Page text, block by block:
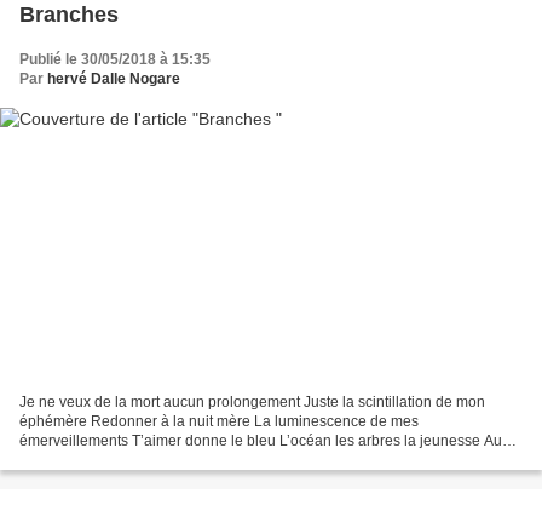
Branches
Publié le 30/05/2018 à 15:35
Par hervé Dalle Nogare
Je ne veux de la mort aucun prolongement Juste la scintillation de mon
éphémère Redonner à la nuit mère La luminescence de mes
émerveillements T’aimer donne le bleu L’océan les arbres la jeunesse Au